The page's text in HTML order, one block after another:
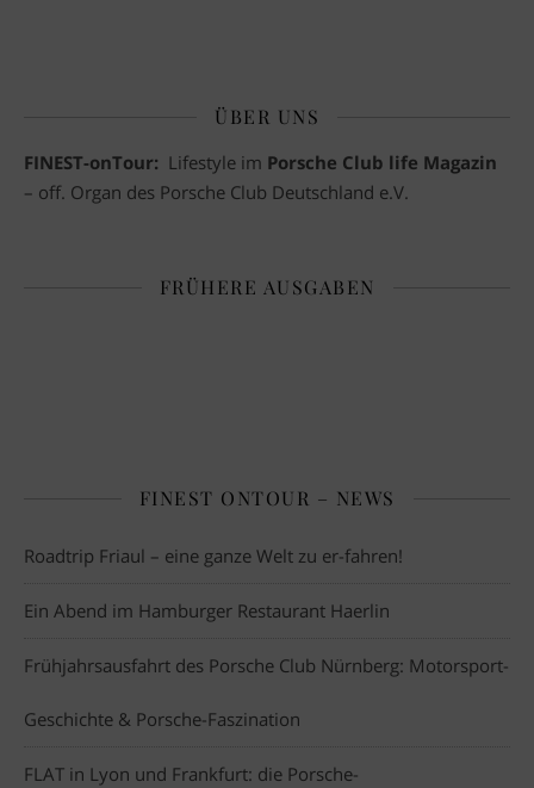
ÜBER UNS
FINEST-onTour: Lifestyle im Porsche Club life Magazin
– off. Organ des Porsche Club Deutschland e.V.
FRÜHERE AUSGABEN
FINEST ONTOUR – NEWS
Roadtrip Friaul – eine ganze Welt zu er-fahren!
Ein Abend im Hamburger Restaurant Haerlin
Frühjahrsausfahrt des Porsche Club Nürnberg: Motorsport-
Geschichte & Porsche-Faszination
FLAT in Lyon und Frankfurt: die Porsche-